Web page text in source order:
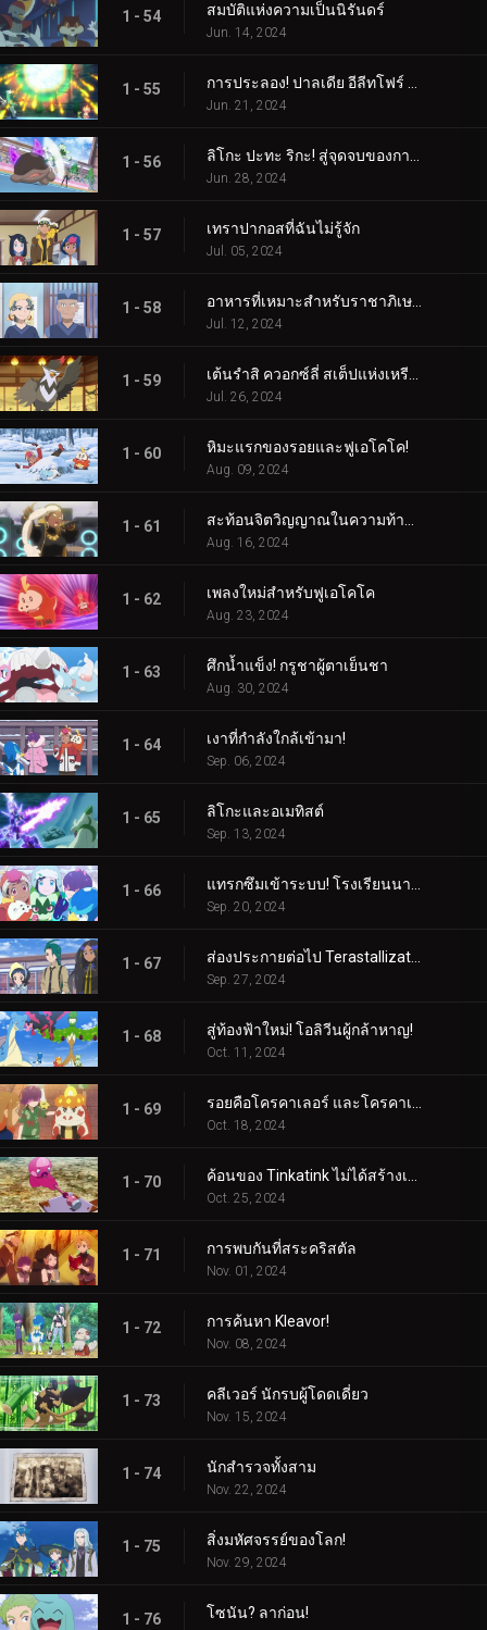
1 - 54 สมบัติแห่งความเป็นนิรันดร์
Jun. 14, 2024
1 - 55
Jun. 21, 2024
1 - 56
Jun. 28, 2024
1 - 57 เทราปากอสที่ฉันไม่รู้จัก
Jul. 05, 2024
1 - 58
Jul. 12, 2024
1 - 59
Jul. 26, 2024
1 - 60 หิมะแรกของรอยและฟูเอโคโค!
Aug. 09, 2024
1 - 61
Aug. 16, 2024
1 - 62 เพลงใหม่สำหรับฟูเอโคโค
Aug. 23, 2024
1 - 63 ศึกน้ำแข็ง! กรูชาผู้ตาเย็นชา
Aug. 30, 2024
1 - 64 เงาที่กำลังใกล้เข้ามา!
Sep. 06, 2024
1 - 65 ลิโกะและอเมทิสต์
Sep. 13, 2024
1 - 66
Sep. 20, 2024
1 - 67
Sep. 27, 2024
1 - 68 สู่ท้องฟ้าใหม่! โอลิวีนผู้กล้าหาญ!
Oct. 11, 2024
1 - 69
Oct. 18, 2024
1 - 70
Oct. 25, 2024
1 - 71 การพบกันที่สระคริสตัล
Nov. 01, 2024
1 - 72 การค้นหา Kleavor!
Nov. 08, 2024
1 - 73 คลีเวอร์ นักรบผู้โดดเดี่ยว
Nov. 15, 2024
1 - 74 นักสำรวจทั้งสาม
Nov. 22, 2024
1 - 75 สิ่งมหัศจรรย์ของโลก!
Nov. 29, 2024
1 - 76 โซนัน? ลาก่อน!